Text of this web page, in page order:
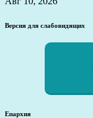
Версия для слабовидящих
Епархия